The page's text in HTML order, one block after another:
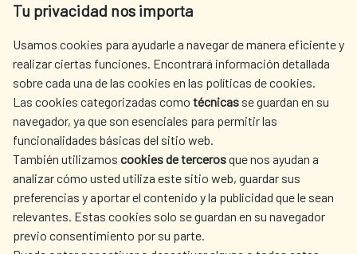
Tu privacidad nos importa
Usamos cookies para ayudarle a navegar de manera eficiente y
realizar ciertas funciones. Encontrará información detallada
sobre cada una de las cookies en las políticas de cookies.
Las cookies categorizadas como técnicas se guardan en su
navegador, ya que son esenciales para permitir las
funcionalidades básicas del sitio web.
También utilizamos cookies de tercerosque nos ayudan a
analizar cómo usted utiliza este sitio web, guardar sus
preferencias y aportar el contenido y la publicidad que le sean
relevantes. Estas cookies solo se guardan en su navegador
previo consentimiento por su parte.
Av. Reyes Católicos 4 - 28040 Madrid
centro.informacion@aecid.es
LA AECID
DÓNDE COOPERAMOS
ACCIÓN HUMANITARIA
SALA DE PRENSA
CULTURA Y CIENCIA
BIBLIOTECA